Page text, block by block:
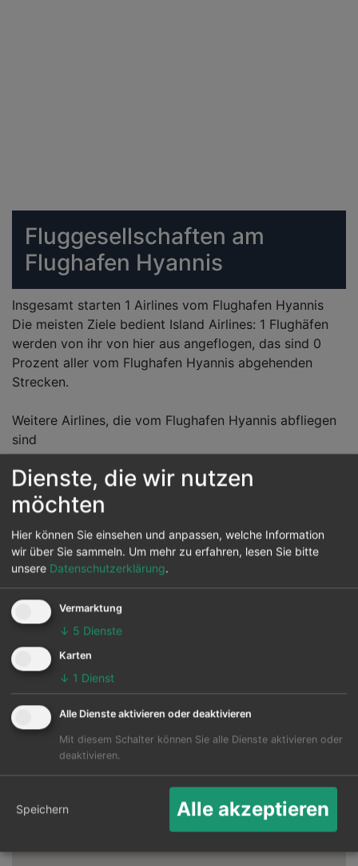
Fluggesellschaften am
Flughafen Hyannis
Insgesamt starten 1 Airlines vom Flughafen Hyannis
Die meisten Ziele bedient Island Airlines: 1 Flughäfen
werden von ihr von hier aus angeflogen, das sind 0
Prozent aller vom Flughafen Hyannis abgehenden
Strecken.
Weitere Airlines, die vom Flughafen Hyannis abfliegen
sind
Reiseziele von Hyannis
Vom Flughafen Hyannis können 1 andere Flughäfen in
diversen Ländern werden auch angeflogen. Hauptziel
ist der Nantucket in Nantucket.
Die Karte zeigt die 25 häufigsten Flugziele ab Hyannis:
Dienste, die wir nutzen
möchten
Hier können Sie einsehen und anpassen, welche Information
wir über Sie sammeln. Um mehr zu erfahren, lesen Sie bitte
unsere Datenschutzerklärung.
Vermarktung
↓ 5 Dienste
Karten
↓ 1 Dienst
Alle Dienste aktivieren oder deaktivieren
Mit diesem Schalter können Sie alle Dienste aktivieren oder
deaktivieren.
Speichern Alle akzeptieren